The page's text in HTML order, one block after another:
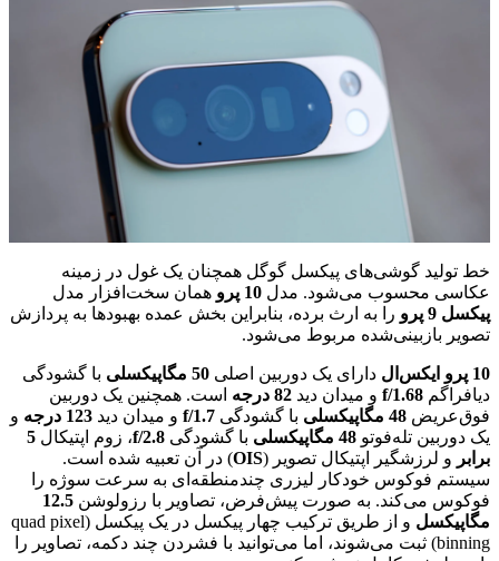
خط تولید گوشی‌های پیکسل گوگل همچنان یک غول در زمینه
عکاسی محسوب می‌شود. مدل 10 پرو
همان سخت‌افزار مدل
پیکسل 9 پرو
را به ارث برده، بنابراین بخش عمده بهبودها به پردازش
تصویر بازبینی‌شده مربوط می‌شود.
10 پرو ایکس‌ال دارای یک دوربین اصلی 50 مگاپیکسلی
با گشودگی
دیافراگم f/1.68 و میدان دید 82 درجه
است. همچنین یک دوربین
فوق‌عریض 48 مگاپیکسلی با گشودگی f/1.7 و میدان دید 123 درجه
و
یک دوربین تله‌فوتو 48 مگاپیکسلی با گشودگی f/2.8، زوم اپتیکال 5
برابر و لرزشگیر اپتیکال تصویر (OIS) در آن تعبیه شده است.
سیستم فوکوس خودکار لیزری چندمنطقه‌ای به سرعت سوژه را
فوکوس می‌کند. به صورت پیش‌فرض، تصاویر با رزولوشن 12.5
مگاپیکسل
و از طریق ترکیب چهار پیکسل در یک پیکسل (quad pixel
binning) ثبت می‌شوند، اما می‌توانید با فشردن چند دکمه، تصاویر را